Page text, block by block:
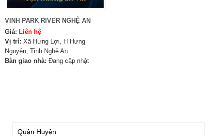
VINH PARK RIVER NGHỆ AN
Giá: Liên hệ
Vị trí: Xã Hưng Lợi, H Hưng
Nguyên, Tỉnh Nghệ An
Bàn giao nhà: Đang cập nhật